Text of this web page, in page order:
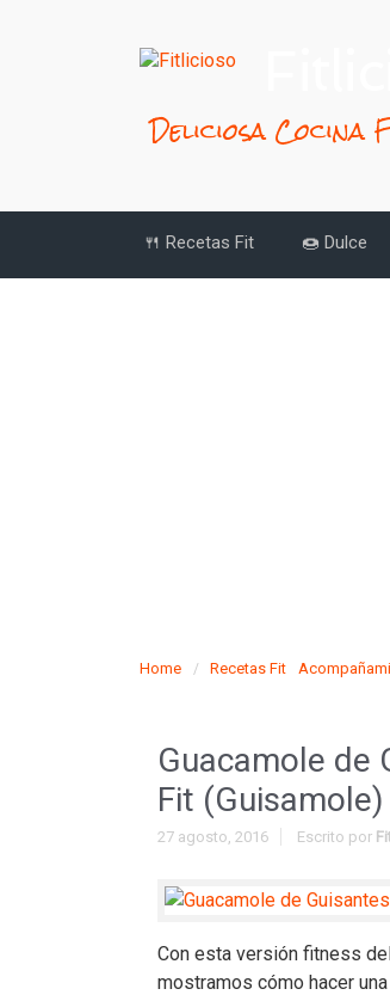
Deliciosa Cocina
🍴 Recetas Fit 🍩 Dulce
Home Recetas Fit
Guacamole de
Fit (Guisamole)
27 agosto, 2016 Escrito por
Con esta versión fitness
mostramos cómo hacer